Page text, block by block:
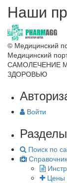
Наши
© Медицинский
Медицинский
САМОЛЕЧЕНИЕ
ЗДОРОВЬЮ
Войти
Разделы
Поиск по
Цены